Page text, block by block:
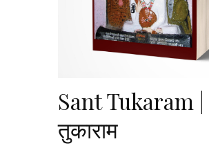
Sant Tukaram
तुकाराम